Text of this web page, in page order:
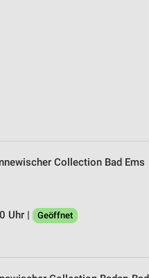
Collection Bad Ems
Uhr |
Geöffnet